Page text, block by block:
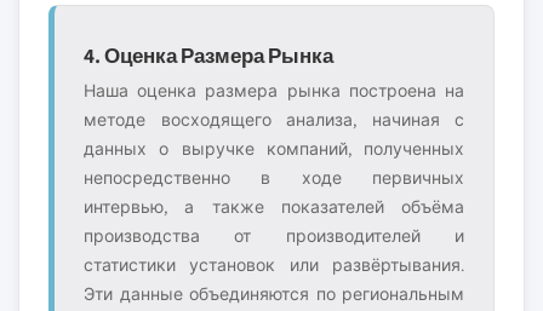
4. Оценка Размера Рынка
Наша оценка размера рынка построена на
методе восходящего анализа, начиная с
данных о выручке компаний, полученных
непосредственно в ходе первичных
интервью, а также показателей объёма
производства от производителей и
статистики установок или развёртывания.
Эти данные объединяются по региональным